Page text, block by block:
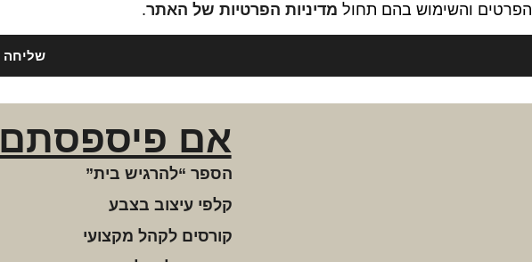
הפרטים והשימוש בהם תחול מדיניות הפרטיות של האתר.
שליחה
אם פיספסתם
הספר “להרגיש בית”
קלפי עיצוב בצבע
קורסים לקהל מקצועי